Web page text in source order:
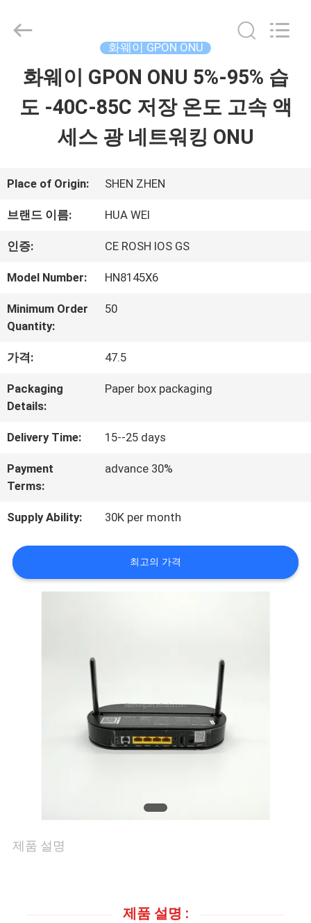
우
리
에
하
여
공
장
여
행
품
질
인
HONGKING
INDUSTRIAL
화웨이 GPON ONU
화웨이 GPON ONU 5%-95% 습
도 -40C-85C 저장 온도 고속 액
세스 광 네트워킹 ONU
Place of Origin: SHEN ZHEN
브랜드 이름: HUA WEI
인증: CE ROSH IOS GS
Model Number: HN8145X6
Minimum Order
Quantity:
50
가격: 47.5
Packaging
Details:
Paper box packaging
Delivery Time: 15--25 days
Payment
Terms:
advance 30%
Supply Ability: 30K per month
최고의 가격
제품 설명
제품 설명 :